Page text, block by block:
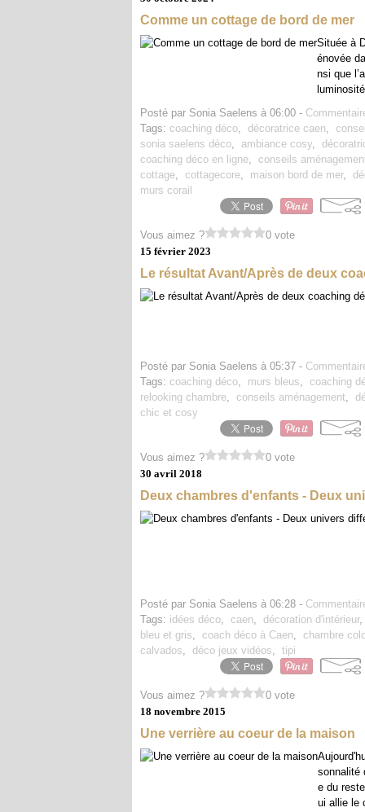
Comme un cottage de bord de mer
Située à
énovée
nsi que
Posté par Sonia Saelens à 06:00 -
Tags: coaching déco, décoratrice caen,
sonia saelens déco, ambiance cosy,
coaching déco en ligne, conseils
cottage, cottagecore, maison bord de mer,
murs corail
Vous aimez ?
0 vote
15 février 2023
Le résultat Avant/Après de deux
Posté par Sonia Saelens à 05:37 -
Tags: coaching déco, murs bleus, coaching
relooking chambre, conseils aménagement,
chic et cosy
Vous aimez ?
0 vote
30 avril 2018
Deux chambres d'enfants - Deux
Posté par Sonia Saelens à 06:28 -
Tags: idées déco, caen, décoration d'intérieur,
bleu et gris, coach déco à Caen, chambre
calvados, déco jeux vidéos, tipi
Vous aimez ?
0 vote
18 novembre 2015
Une verrière au coeur de la maison
sonnalité
e du
ui allie le